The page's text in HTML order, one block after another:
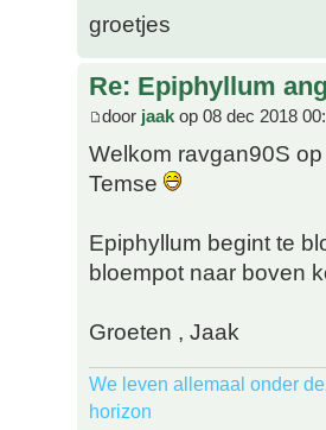
groetjes
Re: Epiphyllum
door jaak op 08 dec 2018
Welkom ravgan90S
Temse
Epiphyllum begint te
bloempot naar boven
Groeten , Jaak
We leven allemaal onder
horizon